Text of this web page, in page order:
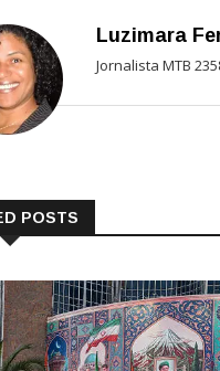
Luzimara
Jornalista MTB
POSTS